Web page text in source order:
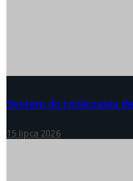
System do rozliczania
15 lipca 2026